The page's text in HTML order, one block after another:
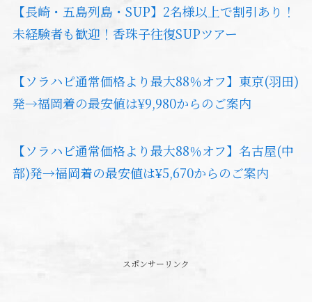
【長崎・五島列島・SUP】2名様以上で割引あり！
未経験者も歓迎！香珠子往復SUPツアー
【ソラハピ通常価格より最大88％オフ】東京(羽田)
発→福岡着の最安値は¥9,980からのご案内
【ソラハピ通常価格より最大88％オフ】名古屋(中
部)発→福岡着の最安値は¥5,670からのご案内
スポンサーリンク